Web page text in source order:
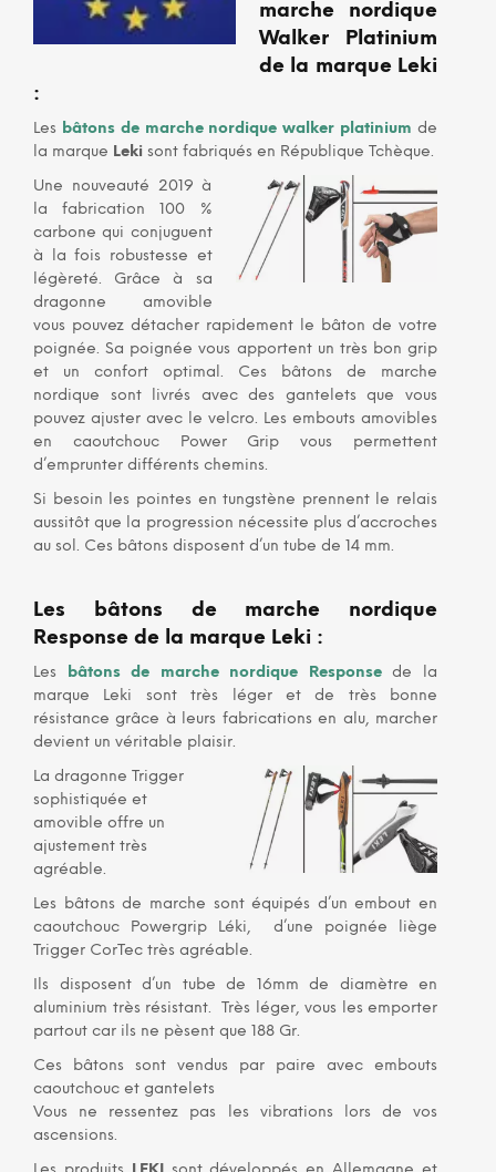
marche nordique
Walker Platinium
dela marque Leki
:
Les bâtons de marche nordique walker platinium de
la marque Leki sont fabriqués en République Tchèque.
Une nouveauté 2019 à
la fabrication 100 %
carbone qui conjuguent
à la fois robustesse et
légèreté. Grâce à sa
dragonne amovible
vous pouvez détacher rapidement le bâton de votre
poignée. Sa poignée vous apportent un très bon grip
et un confort optimal. Ces bâtons de marche
nordique sont livrés avec des gantelets que vous
pouvez ajuster avec le velcro. Les embouts amovibles
en caoutchouc Power Grip vous permettent
d’emprunter différents chemins.
Si besoin les pointes en tungstène prennent le relais
aussitôt que la progression nécessite plus d’accroches
au sol. Ces bâtons disposent d’un tube de 14 mm.
Les bâtons de marche nordique
Response de la marque Leki :
Les bâtons de marche nordique Responsede la
marque Leki sont très léger et de très bonne
résistance grâce à leurs fabrications en alu, marcher
devient un véritable plaisir.
La dragonne Trigger
sophistiquée et
amovible offre un
ajustement très
agréable.
Les bâtons de marche sont équipés d’un embout en
caoutchouc Powergrip Léki, d’une poignée liège
Trigger CorTec très agréable.
Ils disposent d’un tube de 16mm de diamètre en
aluminium très résistant. Très léger, vous les emporter
partout car ils ne pèsent que 188 Gr.
Ces bâtons sont vendus par paire avec embouts
caoutchouc et gantelets
Vous ne ressentez pas les vibrations lors de vos
ascensions.